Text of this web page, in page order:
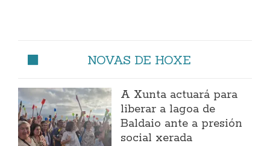
NOVAS DE HOXE
A Xunta actuará para
liberar a lagoa de
Baldaio ante a presión
social xerada